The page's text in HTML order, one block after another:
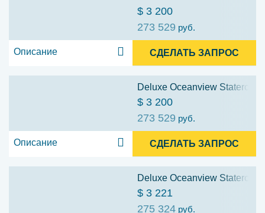
$ 3 200
273 529 руб.
Описание СДЕЛАТЬ ЗАПРОС
Deluxe Oceanview
$ 3 200
273 529 руб.
Описание СДЕЛАТЬ ЗАПРОС
Deluxe Oceanview
$ 3 221
275 324 руб.